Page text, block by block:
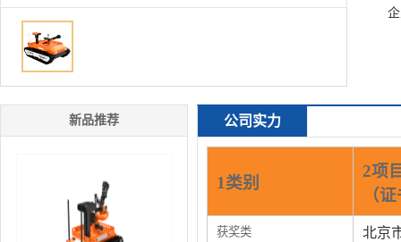
新品推荐 公司实力
1类别
2项
（
获奖类 北京